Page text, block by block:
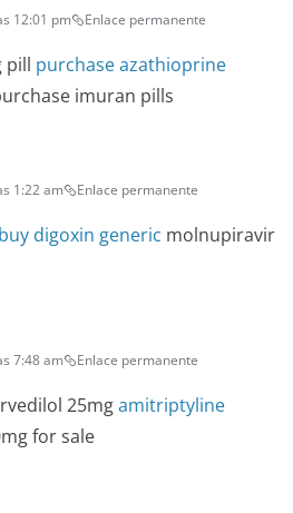
12:01 pm Enlace permanente
pill purchase azathioprine
imuran pills
1:22 am Enlace permanente
buy digoxin generic molnupiravir
7:48 am Enlace permanente
25mgamitriptyline
for sale